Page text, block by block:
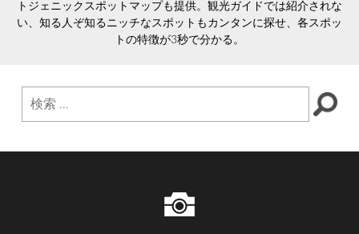
トジェニックスポットマップも提供。観光ガイドでは紹介されな
い、知る人ぞ知るニッチなスポットもカンタンに探せ、各スポッ
トの特徴が3秒で分かる。